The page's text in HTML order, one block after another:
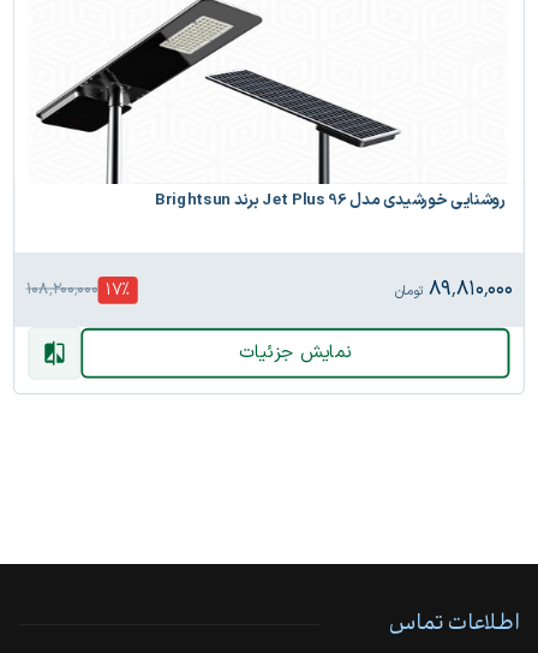
روشنایی خورشیدی مدل Jet Plus 96 برند Brightsun
۸۹٬۸۱۰٬۰۰۰ تومان 17% ۱۰۸٬۲۰۰٬۰۰۰
نمایش جزئیات
اطلاعات تماس